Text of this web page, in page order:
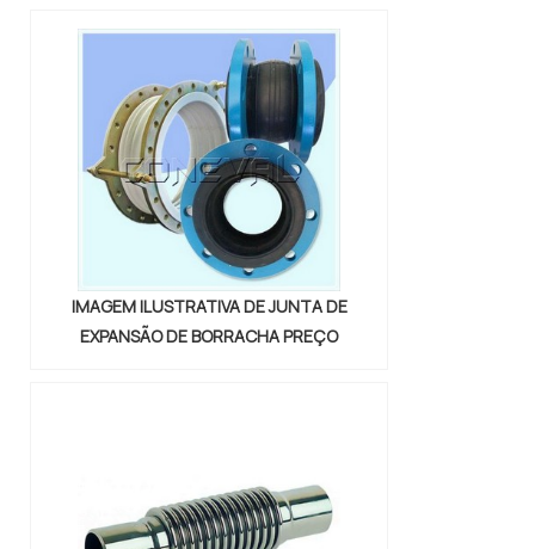
HIDRÁULICO PARA ALTA
TEMPERATURASe alguém pesquisar
papelão hidráulico para alta
temperatura encontra na internet a
kaelved. Uma empresa com alto
know-how em laudos ...
IMAGEM ILUSTRATIVA DE JUNTA DE
EXPANSÃO DE BORRACHA PREÇO